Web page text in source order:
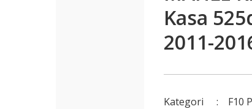
Kasa
2011-
Kategori
F10